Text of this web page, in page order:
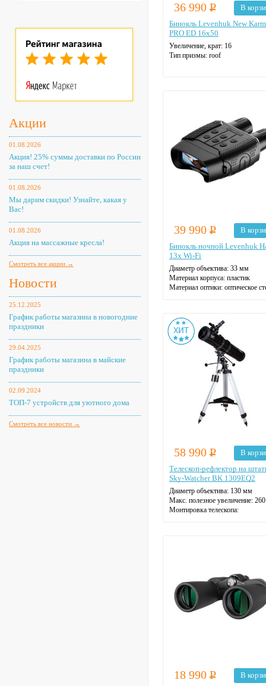
Акции
01.08.2026
Акция! 25% суммы доставки по России
за наш счет!
01.08.2026
Мы дарим скидки! Узнайте, какая у
Вас!
01.08.2026
Акция на массажные кресла!
Смотреть все акции →
Новости
25.12.2025
График работы магазина в новогодние
праздники
29.04.2025
График работы магазина в майские
праздники
02.09.2024
ТОП-7 устройств для уютного дома
Смотреть все новости →
36 990 Р
В
Бинокль Levenhuk New
PRO ED 16x50
Увеличение, крат: 16
Тип призмы: roof
39 990 Р
В
Бинокль ночной Levenhuk
13x Wi-Fi
Диаметр объектива: 33 мм
Материал корпуса: пластик
Материал оптики: оптическое
Макс. увеличение: 13
Цвет: черный
58 990 Р
В
Телескоп-рефлектор на
Sky-Watcher BK 1309EQ2
Диаметр объектива: 130 мм
Макс. полезное увеличение: 260
Монтировка телескопа:
18 990 Р
В